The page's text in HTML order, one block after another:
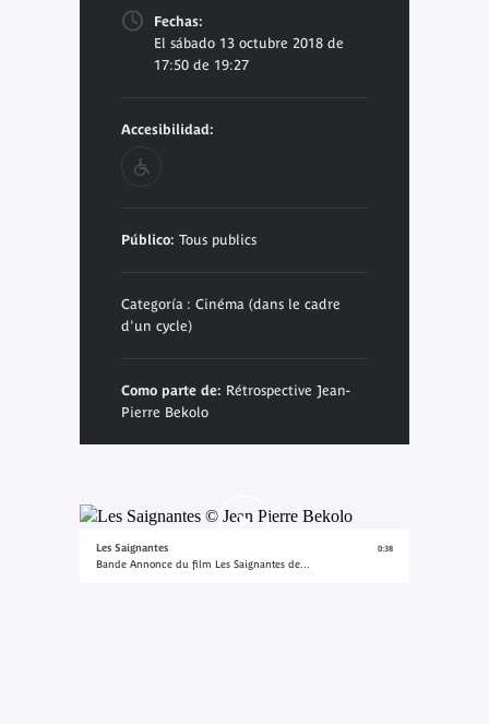
Fechas:
El sábado 13 octubre 2018 de
17:50 de 19:27
Accesibilidad:
Público: Tous publics
Categoría : Cinéma (dans le cadre
d'un cycle)
Como parte de: Rétrospective Jean-
Pierre Bekolo
Les Saignantes
Bande Annonce du film Les Saignantes de...
0:38